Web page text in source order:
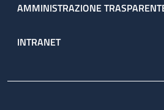
AMMINISTRAZIONE
INTRANET